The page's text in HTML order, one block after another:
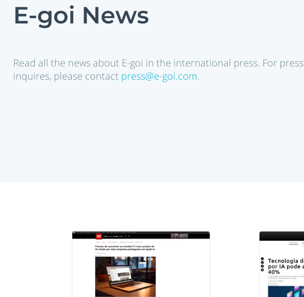
E-goi News
Read all the news about E-goi in the international press. For press
inquires, please contact press@e-goi.com.